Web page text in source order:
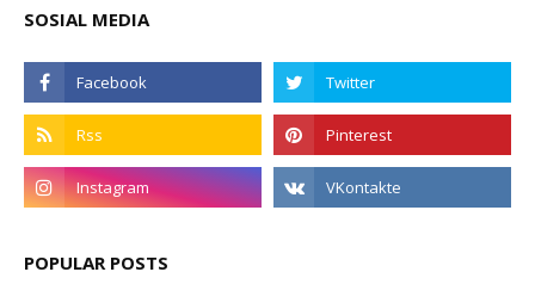
SOSIAL MEDIA
POPULAR POSTS